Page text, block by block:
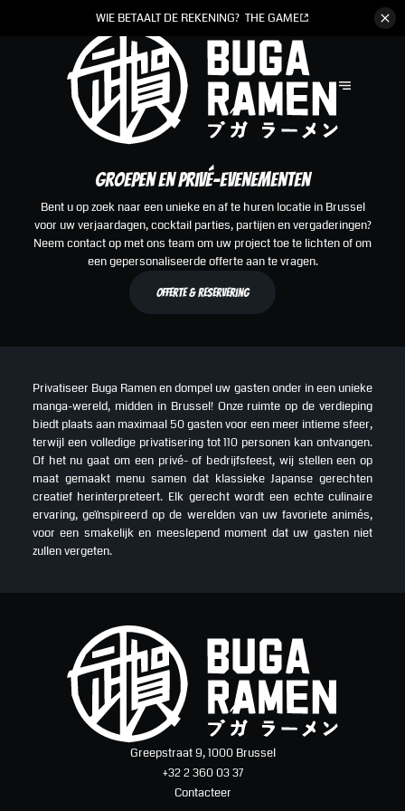
WIE BETAALT DE REKENING? THE GAME
Groepen en Privé-evenementen
Bent u op zoek naar een unieke en af te huren locatie in Brussel
voor uw verjaardagen, cocktail parties, partijen en vergaderingen?
Neem contact op met ons team om uw project toe te lichten of om
een gepersonaliseerde offerte aan te vragen.
Offerte & Reservering
Privatiseer Buga Ramen en dompel uw gasten onder in een unieke
manga-wereld, midden in Brussel! Onze ruimte op de verdieping
biedt plaats aan maximaal 50 gasten voor een meer intieme sfeer,
terwijl een volledige privatisering tot 110 personen kan ontvangen.
Of het nu gaat om een privé- of bedrijfsfeest, wij stellen een op
maat gemaakt menu samen dat klassieke Japanse gerechten
creatief herinterpreteert. Elk gerecht wordt een echte culinaire
ervaring, geïnspireerd op de werelden van uw favoriete animés,
voor een smakelijk en meeslepend moment dat uw gasten niet
zullen vergeten.
Greepstraat 9, 1000 Brussel
+32 2 360 03 37
Contacteer